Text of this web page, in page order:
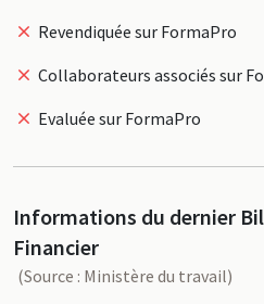
Revendiquée sur FormaPro
Collaborateurs associés sur
Evaluée sur FormaPro
Informations du dernier
Financier
(Source : Ministère du travail)